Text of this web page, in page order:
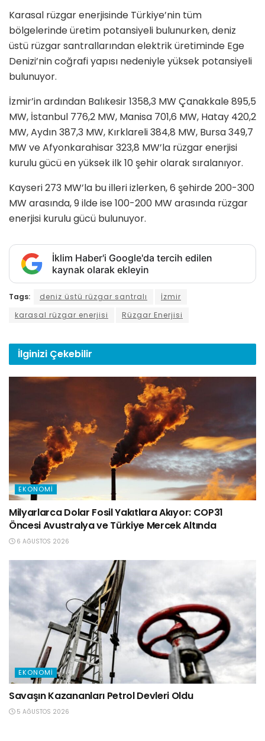
Karasal rüzgar enerjisinde Türkiye’nin tüm
bölgelerinde üretim potansiyeli bulunurken, deniz
üstü rüzgar santrallarından elektrik üretiminde Ege
Denizi’nin coğrafi yapısı nedeniyle yüksek potansiyeli
bulunuyor.
İzmir’in ardından Balıkesir 1358,3 MW Çanakkale 895,5
MW, İstanbul 776,2 MW, Manisa 701,6 MW, Hatay 420,2
MW, Aydın 387,3 MW, Kırklareli 384,8 MW, Bursa 349,7
MW ve Afyonkarahisar 323,8 MW’la rüzgar enerjisi
kurulu gücü en yüksek ilk 10 şehir olarak sıralanıyor.
Kayseri 273 MW’la bu illeri izlerken, 6 şehirde 200-300
MW arasında, 9 ilde ise 100-200 MW arasında rüzgar
enerjisi kurulu gücü bulunuyor.
İklim Haber'i Google'da tercih edilen
kaynak olarak ekleyin
Tags: deniz üstü rüzgar santralı
İzmir
karasal rüzgar enerjisi
Rüzgar Enerjisi
İlginizi Çekebilir
EKONOMI
Milyarlarca Dolar Fosil Yakıtlara Akıyor: COP31
Öncesi Avustralya ve Türkiye Mercek Altında
6 AĞUSTOS 2026
EKONOMI
Savaşın Kazananları Petrol Devleri Oldu
5 AĞUSTOS 2026